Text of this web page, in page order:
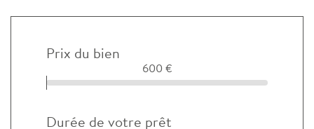
Prix du bien
600 €
Durée de votre prêt